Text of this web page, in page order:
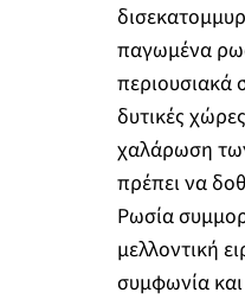
παγωμένα
περιουσιακά
δυτικές
χαλάρωση
πρέπει να
Ρωσία
μελλοντική
συμφωνία και